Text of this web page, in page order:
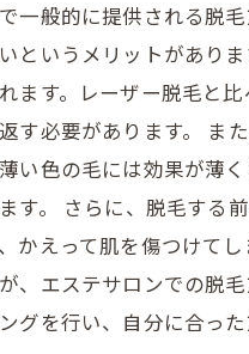
一般的に提供される脱
というメリットがあり
ます。レーザー脱毛と
す必要があります。 ま
い色の毛には効果が薄
す。 さらに、脱毛する
かえって肌を傷つけて
、エステサロンでの脱
グを行い、自分に合っ